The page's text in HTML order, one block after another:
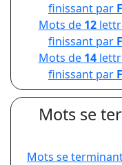
finissant par F
Mots de 12
finissant par F
Mots de 14
finissant par F
Mots se
Mots se